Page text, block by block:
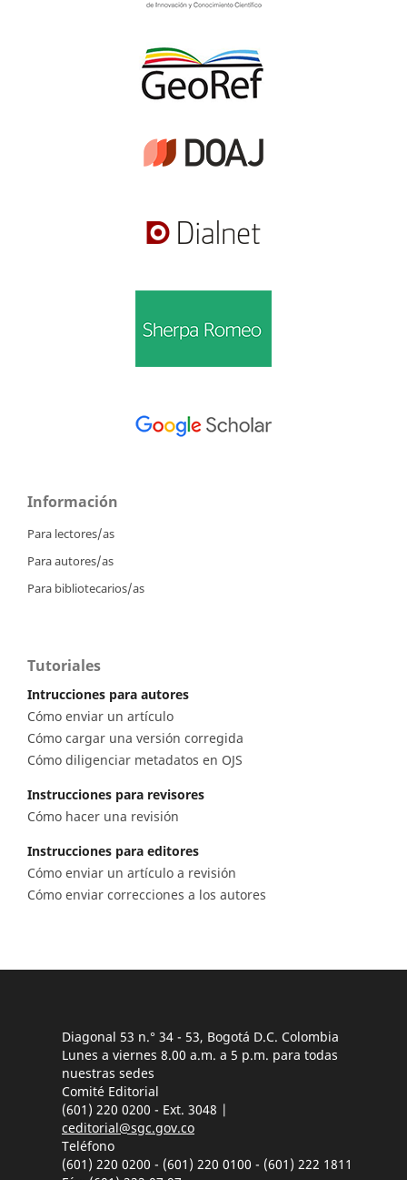
Información
Para lectores/as
Para autores/as
Para bibliotecarios/as
Tutoriales
Intrucciones para autores
Cómo enviar un artículo
Cómo cargar una versión corregida
Cómo diligenciar metadatos en OJS
Instrucciones para revisores
Cómo hacer una revisión
Instrucciones para editores
Cómo enviar un artículo a revisión
Cómo enviar correcciones a los autores
Diagonal 53 n.° 34 - 53, Bogotá D.C. Colombia
Lunes a viernes 8.00 a.m. a 5 p.m. para todas
nuestras sedes
Comité Editorial
(601) 220 0200 - Ext. 3048 |
ceditorial@sgc.gov.co
Teléfono
(601) 220 0200 - (601) 220 0100 - (601) 222 1811